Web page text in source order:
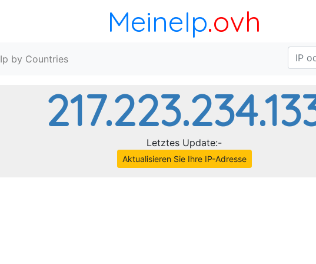
MeineIp.ovh
Ip by Countries
Letztes Update:-
Aktualisieren Sie Ihre IP-Adresse